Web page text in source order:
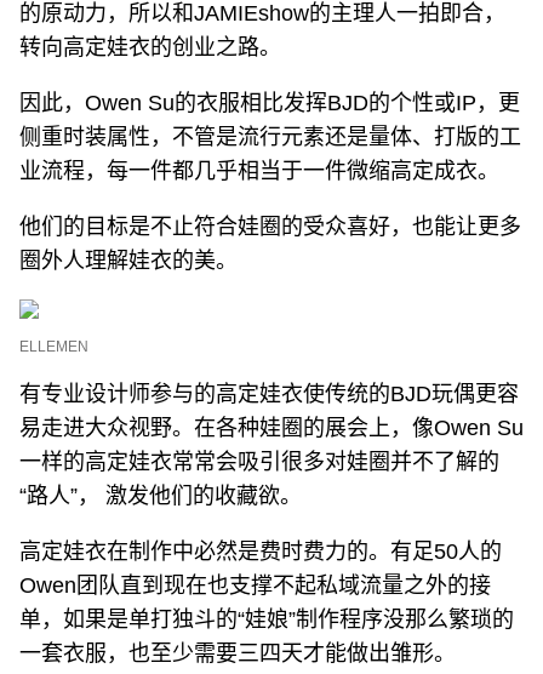
的原动力，所以和JAMIEshow的主理人一拍即合，
转向高定娃衣的创业之路。
因此，Owen Su的衣服相比发挥BJD的个性或IP，更
侧重时装属性，不管是流行元素还是量体、打版的工
业流程，每一件都几乎相当于一件微缩高定成衣。
他们的目标是不止符合娃圈的受众喜好，也能让更多
圈外人理解娃衣的美。
ELLEMEN
有专业设计师参与的高定娃衣使传统的BJD玩偶更容
易走进大众视野。在各种娃圈的展会上，像Owen Su
一样的高定娃衣常常会吸引很多对娃圈并不了解的
“路人”， 激发他们的收藏欲。
高定娃衣在制作中必然是费时费力的。有足50人的
Owen团队直到现在也支撑不起私域流量之外的接
单，如果是单打独斗的“娃娘”制作程序没那么繁琐的
一套衣服，也至少需要三四天才能做出雏形。